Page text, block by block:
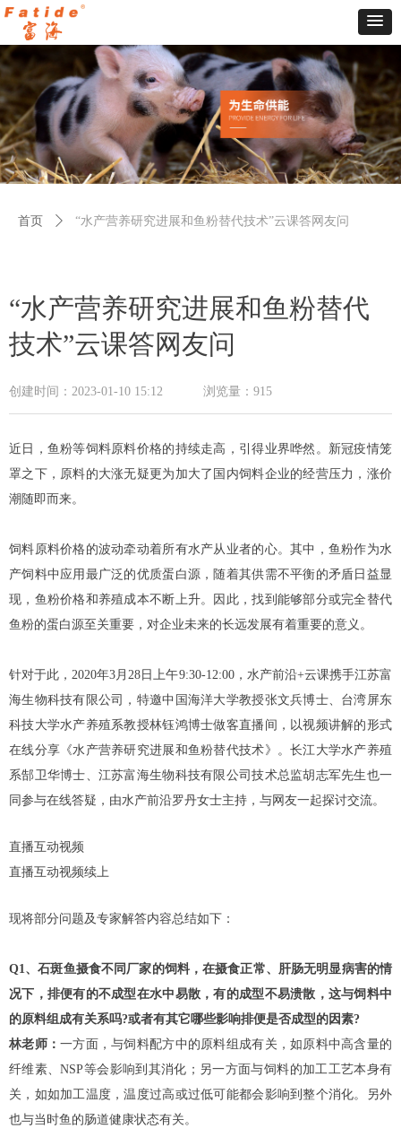
“水产营养研究进展和鱼粉替代
技术”云课答网友问
近日，鱼粉等饲料原料价格的持续走高，引得业界哗然。新冠疫情笼
罩之下，原料的大涨无疑更为加大了国内饲料企业的经营压力，涨价
潮随即而来。
饲料原料价格的波动牵动着所有水产从业者的心。其中，鱼粉作为水
产饲料中应用最广泛的优质蛋白源，随着其供需不平衡的矛盾日益显
现，鱼粉价格和养殖成本不断上升。因此，找到能够部分或完全替代
鱼粉的蛋白源至关重要，对企业未来的长远发展有着重要的意义。
针对于此，2020年3月28日上午9:30-12:00，水产前沿+云课携手江苏富
海生物科技有限公司，特邀中国海洋大学教授张文兵博士、台湾屏东
科技大学水产养殖系教授林钰鸿博士做客直播间，以视频讲解的形式
在线分享《水产营养研究进展和鱼粉替代技术》。长江大学水产养殖
系郜卫华博士、江苏富海生物科技有限公司技术总监胡志军先生也一
同参与在线答疑，由水产前沿罗丹女士主持，与网友一起探讨交流。
直播互动视频
直播互动视频续上
现将部分问题及专家解答内容总结如下：
Q1、石斑鱼摄食不同厂家的饲料，在摄食正常、肝肠无明显病害的情
况下，排便有的不成型在水中易散，有的成型不易溃散，这与饲料中
的原料组成有关系吗?或者有其它哪些影响排便是否成型的因素?
林老师：一方面，与饲料配方中的原料组成有关，如原料中高含量的
纤维素、NSP等会影响到其消化；另一方面与饲料的加工工艺本身有
关，如如加工温度，温度过高或过低可能都会影响到整个消化。另外
也与当时鱼的肠道健康状态有关。
创建时间： 2023-01-10 15:12 浏览量： 915
首页 ꄲ “水产营养研究进展和鱼粉替代技术”云课答网友问